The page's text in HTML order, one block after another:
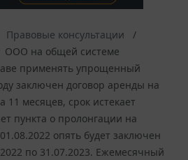
Правовые консультации
ООО на общей системе
применять упрощенный
заключен договор аренды на
11 месяцев, срок истекает
пункта о пролонгации на
опять будет заключен
по 31.07.2023. Ежемесячный